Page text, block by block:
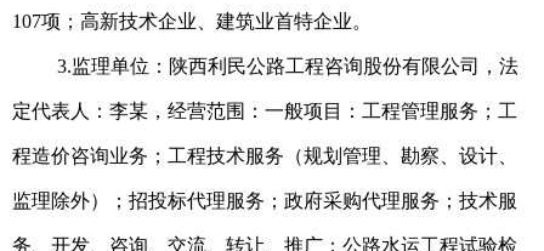
107项；高新技术企业、建筑业首特企业。
3.监理单位：陕西利民公路工程咨询股份有限公司，法
定代表人：李某，经营范围：一般项目：工程管理服务；工
程造价咨询业务；工程技术服务（规划管理、勘察、设计、
监理除外）；招投标代理服务；政府采购代理服务；技术服
务、开发、咨询、交流、转让、推广；公路水运工程试验检